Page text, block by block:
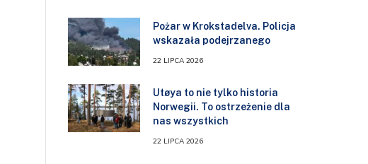
Pożar w Krokstadelva. Policja
wskazała podejrzanego
22 LIPCA 2026
Utøya to nie tylko historia
Norwegii. To ostrzeżenie dla
nas wszystkich
22 LIPCA 2026